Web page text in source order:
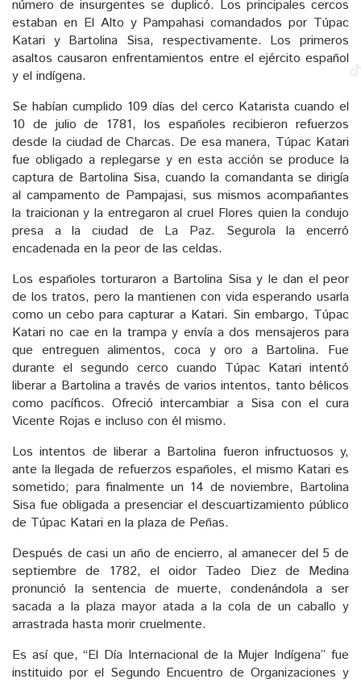
número de insurgentes se duplicó. Los principales cercos
estaban en El Alto y Pampahasi comandados por Túpac
Katari y Bartolina Sisa, respectivamente. Los primeros
asaltos causaron enfrentamientos entre el ejército español
y el indígena.
Se habían cumplido 109 días del cerco Katarista cuando el
10 de julio de 1781, los españoles recibieron refuerzos
desde la ciudad de Charcas. De esa manera, Túpac Katari
fue obligado a replegarse y en esta acción se produce la
captura de Bartolina Sisa, cuando la comandanta se dirigía
al campamento de Pampajasi, sus mismos acompañantes
la traicionan y la entregaron al cruel Flores quien la condujo
presa a la ciudad de La Paz. Segurola la encerró
encadenada en la peor de las celdas.
Los españoles torturaron a Bartolina Sisa y le dan el peor
de los tratos, pero la mantienen con vida esperando usarla
como un cebo para capturar a Katari. Sin embargo, Túpac
Katari no cae en la trampa y envía a dos mensajeros para
que entreguen alimentos, coca y oro a Bartolina. Fue
durante el segundo cerco cuando Túpac Katari intentó
liberar a Bartolina a través de varios intentos, tanto bélicos
como pacíficos. Ofreció intercambiar a Sisa con el cura
Vicente Rojas e incluso con él mismo.
Los intentos de liberar a Bartolina fueron infructuosos y,
ante la llegada de refuerzos españoles, el mismo Katari es
sometido; para finalmente un 14 de noviembre, Bartolina
Sisa fue obligada a presenciar el descuartizamiento público
de Túpac Katari en la plaza de Peñas.
Después de casi un año de encierro, al amanecer del 5 de
septiembre de 1782, el oidor Tadeo Diez de Medina
pronunció la sentencia de muerte, condenándola a ser
sacada a la plaza mayor atada a la cola de un caballo y
arrastrada hasta morir cruelmente.
Es así que, “El Día Internacional de la Mujer Indígena” fue
instituido por el Segundo Encuentro de Organizaciones y